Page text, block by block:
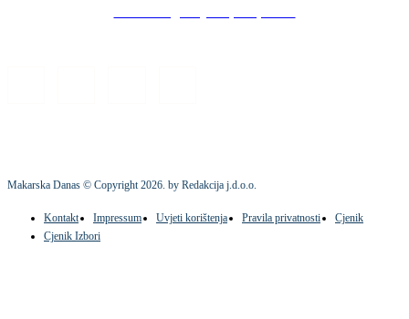
Makarska Danas © Copyright2026. by Redakcija j.d.o.o.
Kontakt Impressum Uvjeti korištenja Pravila privatnosti
Cjenik
Cjenik Izbori